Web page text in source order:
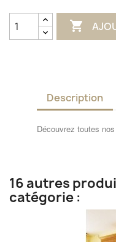

Description
Découvrez toutes nos
16 autres
catégorie :